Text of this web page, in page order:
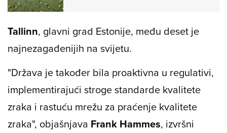
Tallinn, glavni grad Estonije, među deset je
najnezagađenijih na svijetu.
"Država je također bila proaktivna u regulativi,
implementirajući stroge standarde kvalitete
zraka i rastuću mrežu za praćenje kvalitete
zraka", objašnjava Frank Hammes, izvršni